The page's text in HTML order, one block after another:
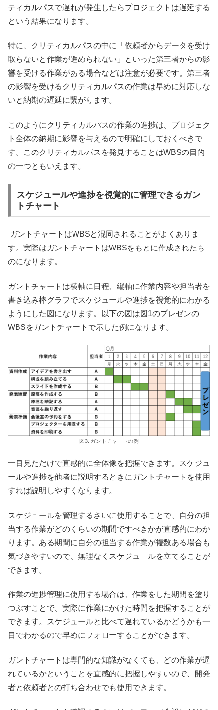
ティカルパスで遅れが発生したらプロジェクトは遅延する
という結果になります。
特に、クリティカルパスの中に「依頼者からデータを受け
取らないと作業が進められない」といった第三者からの影
響を受ける作業がある場合などは注意が必要です。第三者
の影響を受けるクリティカルパスの作業は早めに対応しな
いと納期の遅延に繋がります。
このようにクリティカルパスの作業の進捗は、プロジェク
ト全体の納期に影響を与えるので明確にしておくべきで
す。このクリティカルパスを発見することはWBSの目的
の一つともいえます。
スケジュールや進捗を視覚的に管理できるガン
トチャート
ガントチャートはWBSと混同されることがよくありま
す。実際はガントチャートはWBSをもとに作成されたも
のになります。
ガントチャートは横軸に日程、縦軸に作業内容や担当者を
書き込み棒グラフでスケジュールや進捗を視覚的にわかる
ようにした図になります。以下の図は図1のプレゼンの
WBSをガントチャートで示した例になります。
図3. ガントチャートの例
一目見ただけで直感的に全体像を把握できます。スケジュ
ールや進捗を他者に説明するときにガントチャートを使用
すれば説明しやすくなります。
スケジュールを管理するさいに使用することで、自分の担
当する作業がどのくらいの期間ですべきかが直感的にわか
ります。ある期間に自分の担当する作業が複数ある場合も
気づきやすいので、無理なくスケジュールを立てることが
できます。
作業の進捗管理に使用する場合は、作業をした期間を塗り
つぶすことで、実際に作業にかけた時間を把握することが
できます。スケジュールと比べて遅れているかどうかも一
目でわかるので早めにフォローすることができます。
ガントチャートは専門的な知識がなくても、どの作業が遅
れているかということを直感的に把握しやすいので、開発
者と依頼者との打ち合わせでも使用できます。